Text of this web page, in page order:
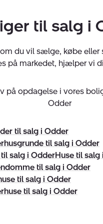
dig med et
badestrande?
til at høre fra dig!
har tegnet
kun formidling af
i Danmark fra kontorer
til salg i
du vil sælge, købe eller
på markedet, hjælper vi
på opdagelse i vores
Odder
til salg i Odder
til salg i Odder
salg i OdderHuse til salg
til salg i Odder
til salg i Odder
til salg i Odder